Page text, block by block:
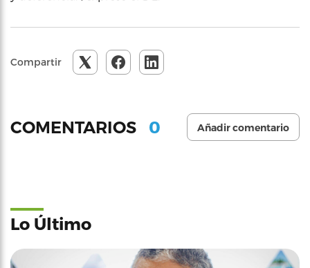
Compartir
COMENTARIOS 0 Añadir comentario
Lo Último